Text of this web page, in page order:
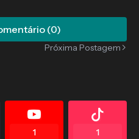
(0)
Próxima Postagem
1 1